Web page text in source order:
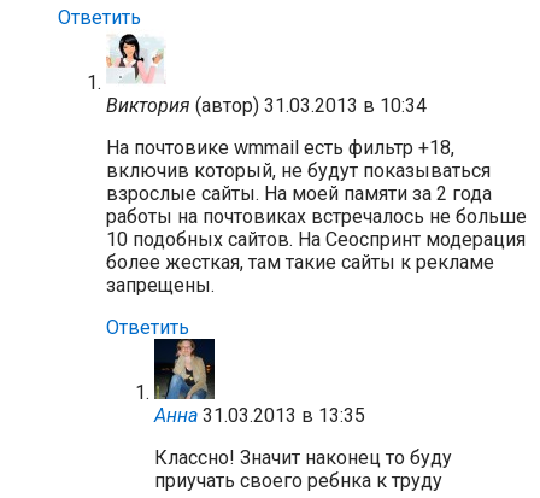
Ответить
Виктория (автор) 31.03.2013 в 10:34
На почтовике wmmail есть фильтр +18,
включив который, не будут показываться
взрослые сайты. На моей памяти за 2 года
работы на почтовиках встречалось не больше
10 подобных сайтов. На Сеоспринт модерация
более жесткая, там такие сайты к рекламе
запрещены.
Ответить
Анна 31.03.2013 в 13:35
Классно! Значит наконец то буду
приучать своего ребнка к труду